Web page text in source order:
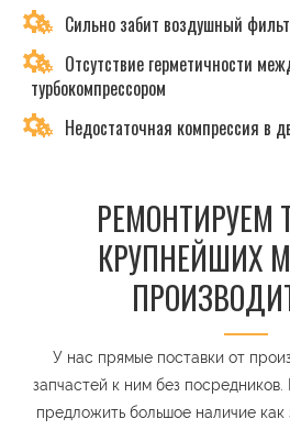
Сильно забит воздушный
Отсутствие герметичности
турбокомпрессором
Недостаточная компрессия в
РЕМОНТИРУЕМ
КРУПНЕЙШИХ
У нас прямые поставки от
запчастей к ним без
предложить большое наличие как